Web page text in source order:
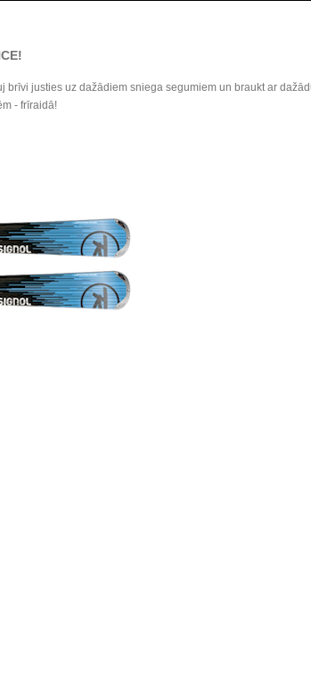
!
justies uz dažādiem sniega segumiem un braukt ar
- frīraidā!